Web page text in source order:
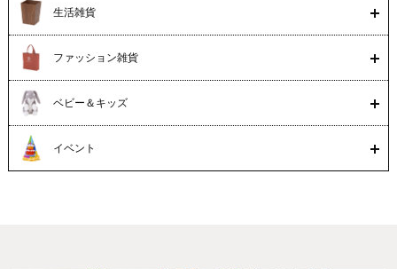
生活雑貨
ファッション雑貨
ベビー＆キッズ
イベント